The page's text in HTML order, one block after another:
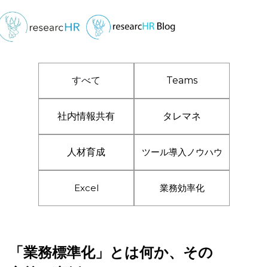
すべて Teams
社内情報共有 タレマネ
人材育成 ツール導入ノウハウ
Excel 業務効率化
「業務標準化」とは何か、その